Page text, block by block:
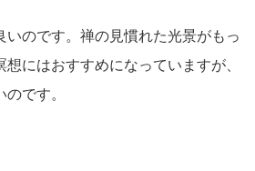
いのです。禅の見慣れた光景がもっ
にはおすすめになっていますが、
です。